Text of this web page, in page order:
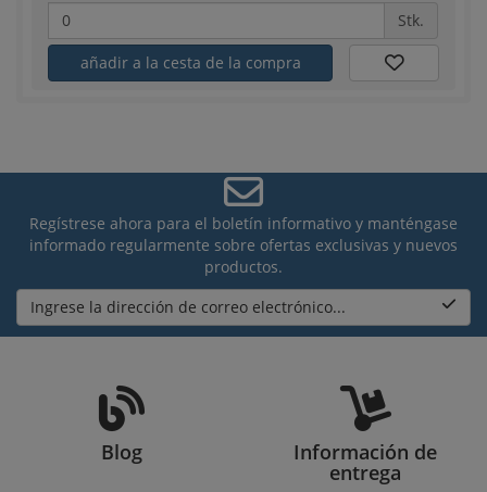
Stk.
añadir a la cesta de la compra
Regístrese ahora para el boletín informativo y manténgase
informado regularmente sobre ofertas exclusivas y nuevos
productos.
Ingrese la dirección de correo electrónico...
Blog Información de
entrega